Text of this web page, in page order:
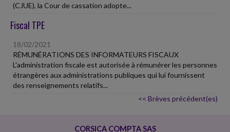
(CJUE), la Cour de cassation adopte...
Fiscal TPE
18/02/2021
RÉMUNÉRATIONS DES INFORMATEURS FISCAUX
L'administration fiscale est autorisée à rémunérer les personnes
étrangères aux administrations publiques qui lui fournissent
des renseignements relatifs...
<< Brèves précédent(es)
CORSICA COMPTA SAS